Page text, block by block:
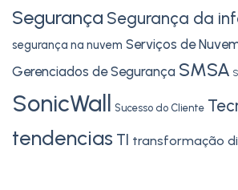
Segurança Segurança da
segurança na nuvem Serviços de
Gerenciados de Segurança SMSA
SonicWall Sucesso do Cliente
tendencias TI transformação